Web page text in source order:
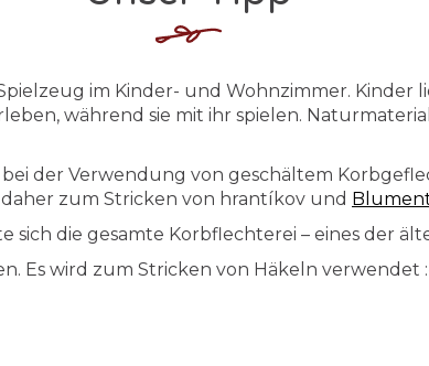
im Kinder- und Wohnzimmer. Kinder
während sie mit ihr spielen.
der Verwendung von geschältem
daher zum Stricken von hrantíkov und
die gesamte Korbflechterei – eines der
Es wird zum Stricken von Häkeln verwendet